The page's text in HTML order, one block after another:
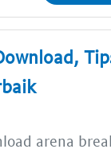
arena